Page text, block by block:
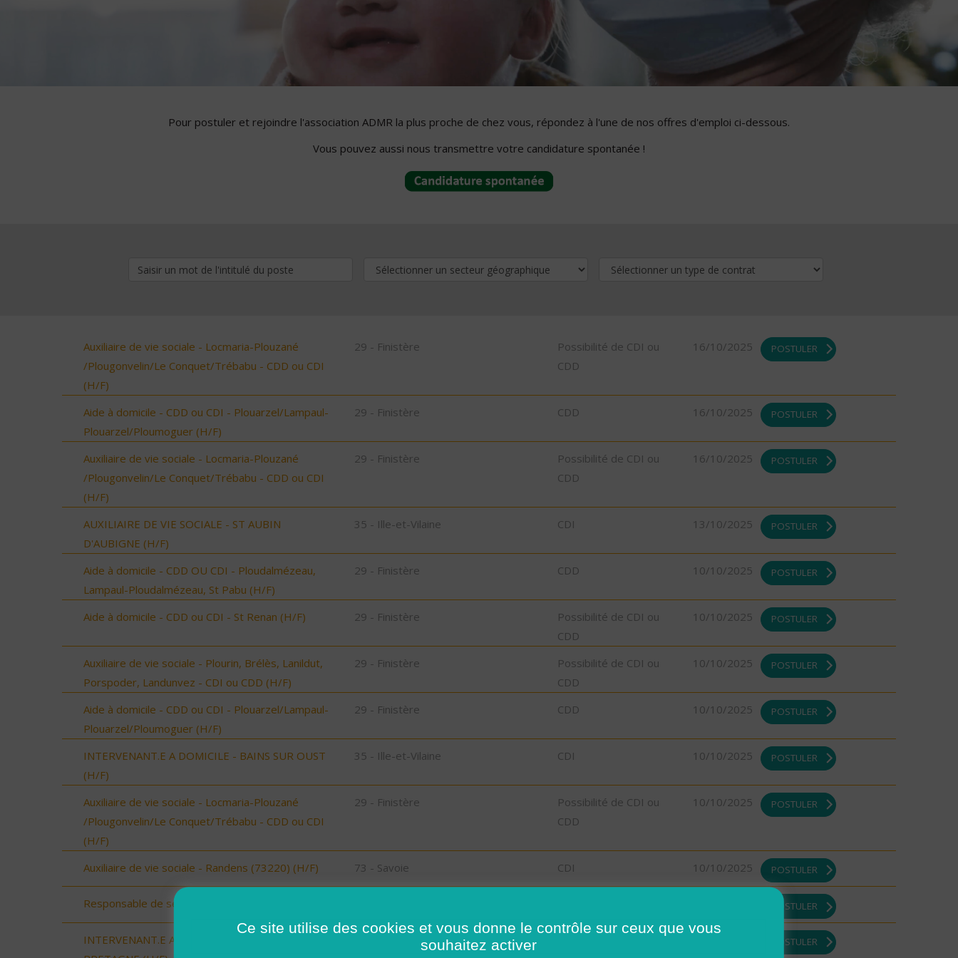
Pour postuler et rejoindre l'association ADMR la plus proche de chez vous, répondez à l'une de nos offres d'emploi ci-dessous.
Vous pouvez aussi nous transmettre votre candidature spontanée !
Auxiliaire de vie sociale - Locmaria-Plouzané
/Plougonvelin/Le Conquet/Trébabu - CDD ou CDI
(H/F)
29 - Finistère
Possibilité de CDI ou
CDD
16/10/2025 POSTULER
Aide à domicile - CDD ou CDI - Plouarzel/Lampaul-
Plouarzel/Ploumoguer (H/F)
29 - Finistère CDD 16/10/2025 POSTULER
Auxiliaire de vie sociale - Locmaria-Plouzané
/Plougonvelin/Le Conquet/Trébabu - CDD ou CDI
(H/F)
29 - Finistère
Possibilité de CDI ou
CDD
16/10/2025 POSTULER
AUXILIAIRE DE VIE SOCIALE - ST AUBIN
D'AUBIGNE (H/F)
35 - Ille-et-Vilaine CDI 13/10/2025 POSTULER
Aide à domicile - CDD OU CDI - Ploudalmézeau,
Lampaul-Ploudalmézeau, St Pabu (H/F)
29 - Finistère CDD 10/10/2025 POSTULER
Aide à domicile - CDD ou CDI - St Renan (H/F) 29 - Finistère
Possibilité de CDI ou
CDD
10/10/2025 POSTULER
Auxiliaire de vie sociale - Plourin, Brélès, Lanildut,
Porspoder, Landunvez - CDI ou CDD (H/F)
29 - Finistère
Possibilité de CDI ou
CDD
10/10/2025 POSTULER
Aide à domicile - CDD ou CDI - Plouarzel/Lampaul-
Plouarzel/Ploumoguer (H/F)
29 - Finistère CDD 10/10/2025 POSTULER
INTERVENANT.E A DOMICILE - BAINS SUR OUST
(H/F)
35 - Ille-et-Vilaine CDI 10/10/2025 POSTULER
Auxiliaire de vie sociale - Locmaria-Plouzané
/Plougonvelin/Le Conquet/Trébabu - CDD ou CDI
(H/F)
29 - Finistère
Possibilité de CDI ou
CDD
10/10/2025 POSTULER
Auxiliaire de vie sociale - Randens (73220) (H/F) 73 - Savoie CDI 10/10/2025 POSTULER
Responsable de secteur (H/F) POSTULER
INTERVENANT.E A DOMICILE - BAIN DE
35 - Ille-et-Vilaine POSTULER
Ce site utilise des cookies et vous donne le contrôle sur ceux que vous
souhaitez activer